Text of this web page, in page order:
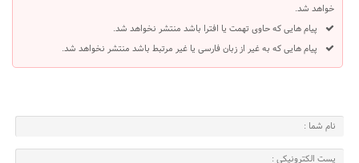
خواهد شد.
پیام هایی که حاوی تهمت یا افترا باشد منتشر نخواهد شد.
پیام هایی که به غیر از زبان فارسی یا غیر مرتبط باشد منتشر نخواهد شد.